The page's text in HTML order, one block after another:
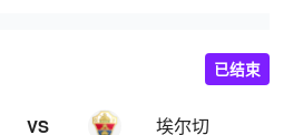
VS 埃尔切
已结束